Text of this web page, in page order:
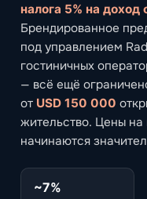
налога 5% на
Брендированное
под управлением
гостиничных
— всё ещё
от USD 150 000
жительство. Цены
начинаются
~7%